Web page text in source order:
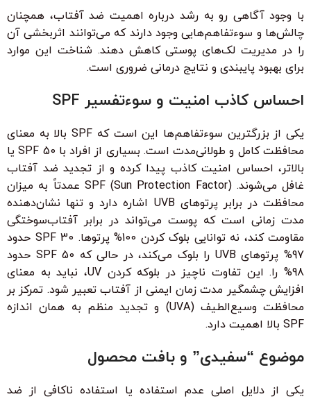
با وجود آگاهی رو به رشد درباره اهمیت ضد آفتاب، همچنان
چالش‌ها و سوءتفاهم‌هایی وجود دارند که می‌توانند اثربخشی آن
را در مدیریت لک‌های پوستی کاهش دهند. شناخت این موارد
برای بهبود پایبندی و نتایج درمانی ضروری است.
احساس کاذب امنیت و سوءتفسیر SPF
یکی از بزرگترین سوءتفاهم‌ها این است که SPF بالا به معنای
محافظت کامل و طولانی‌مدت است. بسیاری از افراد با SPF 50 یا
بالاتر، احساس امنیت کاذب پیدا کرده و از تجدید ضد آفتاب
غافل می‌شوند. SPF (Sun Protection Factor) عمدتاً به میزان
محافظت در برابر پرتوهای UVB اشاره دارد و تنها نشان‌دهنده
مدت زمانی است که پوست می‌تواند در برابر آفتاب‌سوختگی
مقاومت کند، نه توانایی بلوک کردن 100% پرتوها. SPF 30 حدود
97% پرتوهای UVB را بلوک می‌کند، در حالی که SPF 50 حدود
98% را. این تفاوت ناچیز در بلوکه کردن UV، نباید به معنای
افزایش چشمگیر مدت زمان ایمنی از آفتاب تعبیر شود. تمرکز بر
محافظت وسیع‌الطیف (UVA) و تجدید منظم به همان اندازه
SPF بالا اهمیت دارد.
موضوع “سفیدی” و بافت محصول
یکی از دلایل اصلی عدم استفاده یا استفاده ناکافی از ضد